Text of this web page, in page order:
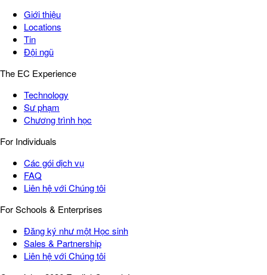
Giới thiệu
Locations
Tin
Đội ngũ
The EC Experience
Technology
Sư phạm
Chương trình học
For Individuals
Các gói dịch vụ
FAQ
Liên hệ với Chúng tôi
For Schools & Enterprises
Đăng ký như một Học sinh
Sales & Partnership
Liên hệ với Chúng tôi